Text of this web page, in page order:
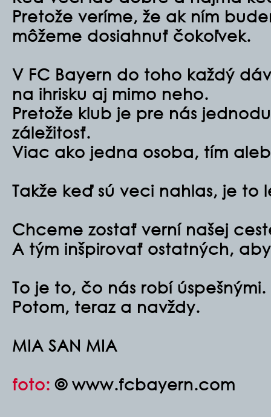
Pretože veríme, že ak ním
môžeme dosiahnuť čokoľvek.
V FC Bayern do toho každý
na ihrisku aj mimo neho.
Pretože klub je pre nás
záležitosť.
Viac ako jedna osoba, tím
Takže keď sú veci nahlas, je to
Chceme zostať verní našej
A tým inšpirovať ostatných,
To je to, čo nás robí úspešnými.
Potom, teraz a navždy.
MIA SAN MIA
foto: © www.fcbayern.com